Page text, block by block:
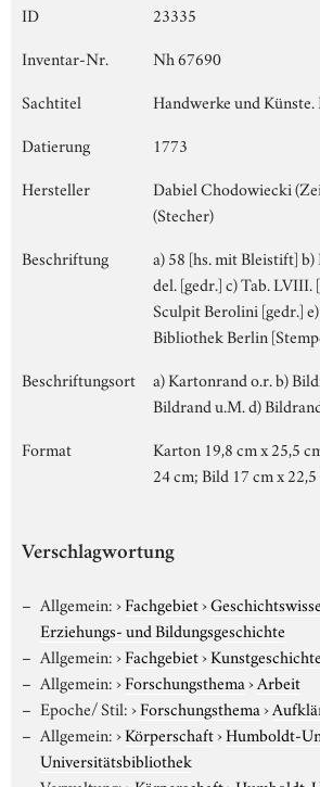
ID
23335
Inventar-Nr.
Nh 67690
Sachtitel
Handwerke und
Datierung
1773
Hersteller
Dabiel Chodowiecki
(Stecher)
Beschriftung
a) 58 [hs. mit Bleistift]
del. [gedr.] c) Tab. LVIII.
Sculpit Berolini [gedr.]
Bibliothek Berlin
Beschriftungsort
a) Kartonrand o.r. b)
Bildrand u.M. d)
Format
Karton 19,8 cm x 25,5
24 cm; Bild 17 cm x
Verschlagwortung
Allgemein:›Fachgebiet›
Erziehungs- und Bildungsgeschichte
Allgemein:›Fachgebiet›Kunstgeschichte
Allgemein:›Forschungsthema›Arbeit
Epoche/ Stil:›Forschungsthema›
Allgemein:›Körperschaft›Humboldt-
Universitätsbibliothek